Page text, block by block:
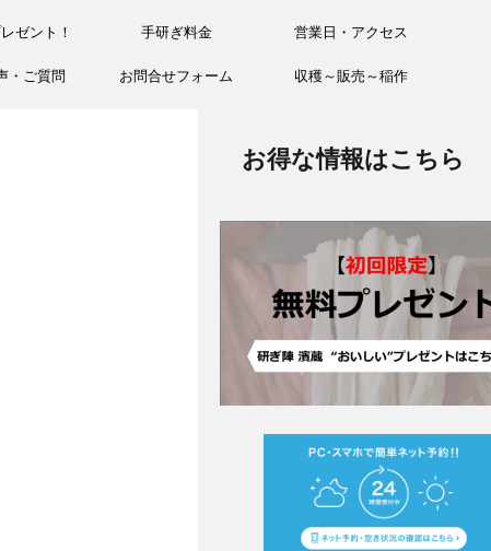
ゼント！ 手研ぎ料金 営業日・アクセス
・ご質問 お問合せフォーム 収穫～販売～稲作
お得な情報はこちら